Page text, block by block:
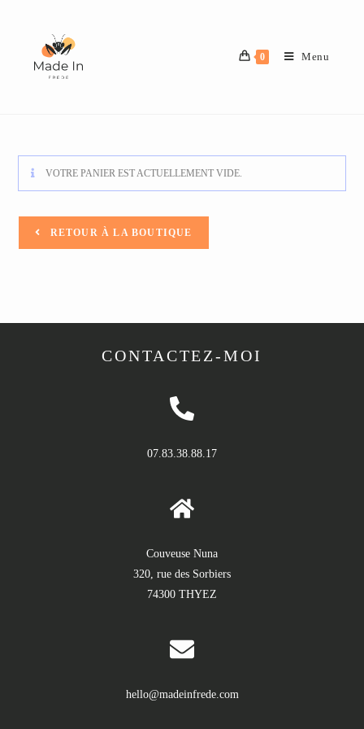
0 Menu
VOTRE PANIER EST ACTUELLEMENT VIDE.
RETOUR À LA BOUTIQUE
CONTACTEZ-MOI
07.83.38.88.17
Couveuse Nuna
320, rue des Sorbiers
74300 THYEZ
hello@madeinfrede.com